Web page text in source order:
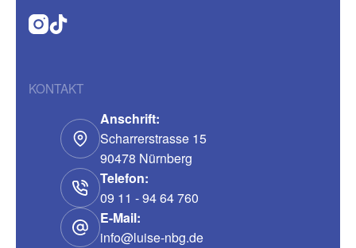
KONTAKT
Anschrift:
Scharrerstrasse 15
90478 Nürnberg
Telefon:
09 11 - 94 64 760
E-Mail:
info@luise-nbg.de